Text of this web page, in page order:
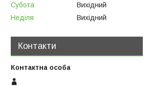
Субота
Вихідний
Неділя
Вихідний
Контакти